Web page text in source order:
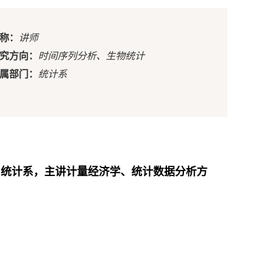
：
讲师
方向： 时间序列分析、生物统计
部门： 统计系
计系，主讲计量经济学、统计数据分析方